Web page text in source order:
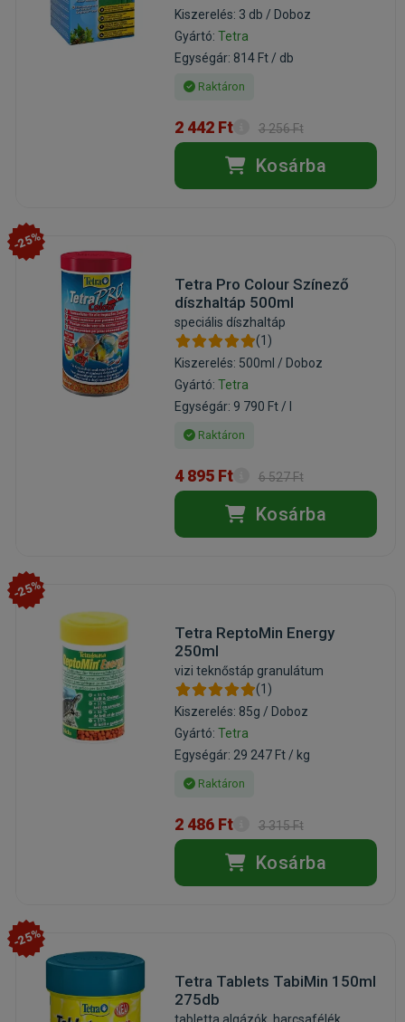
Kiszerelés: 3 db / Doboz
Gyártó: Tetra
Egységár: 814 Ft / db
Raktáron
2 442 Ft 3 256 Ft
Kosárba
-25%
Tetra Pro Colour Színező
díszhaltáp 500ml
speciális díszhaltáp
(1)
Kiszerelés: 500ml / Doboz
Gyártó: Tetra
Egységár: 9 790 Ft / l
Raktáron
4 895 Ft 6 527 Ft
Kosárba
-25%
Tetra ReptoMin Energy
250ml
vizi teknőstáp granulátum
(1)
Kiszerelés: 85g / Doboz
Gyártó: Tetra
Egységár: 29 247 Ft / kg
Raktáron
2 486 Ft 3 315 Ft
Kosárba
-25%
Tetra Tablets TabiMin 150ml
275db